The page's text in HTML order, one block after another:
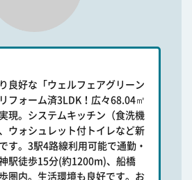
良好な「ウェルフェアグリーン
フォーム済3LDK！広々68.04㎡
現。システムキッチン（食洗機
ウォシュレット付トイレなど新
す。3駅4路線利用可能で通勤・
駅徒歩15分(約1200m)、船橋
圏内。生活環境も良好です。お